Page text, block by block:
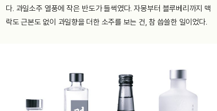
다. 과일소주 열풍에 작은 반도가 들썩였다. 자몽부터 블루베리까지 맥
락도 근본도 없이 과일향을 더한 소주를 보는 건, 참 씁쓸한 일이었다.